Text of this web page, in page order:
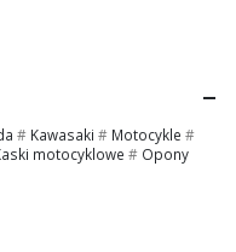
# Kawasaki # Motocykle #
motocyklowe # Opony